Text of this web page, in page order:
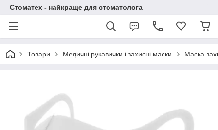
Стоматех - найкраще для стоматолога
Товари Медичні рукавички і захисні маски Маска